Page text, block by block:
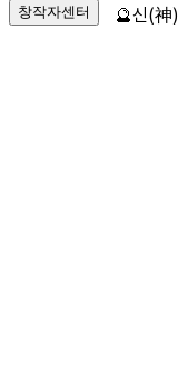
창작자센터 🔮신(神